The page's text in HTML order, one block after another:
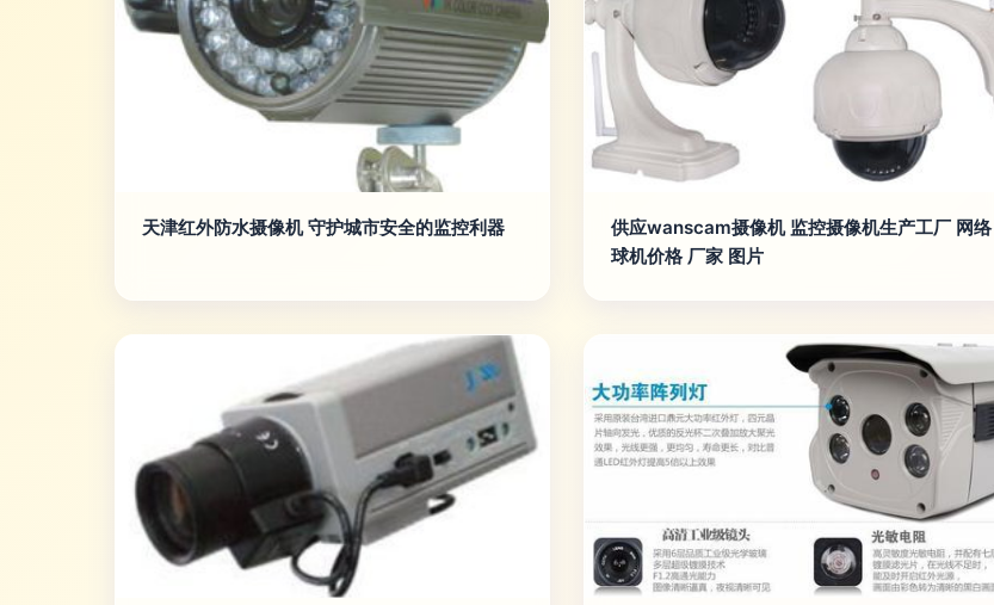
天津红外防水摄像机 守护城市安全的监控利器
供应wanscam摄像机 监控摄像机生产工厂 网络
球机价格 厂家 图片